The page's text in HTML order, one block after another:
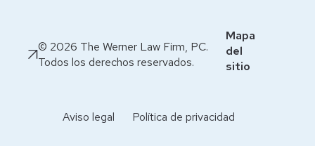
© 2026 The Werner Law Firm, PC.
Todos los derechos reservados.
Mapa
del
sitio
Aviso legal Política de privacidad